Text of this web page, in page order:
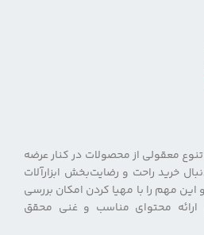
معقولی از محصولات در کنار عرضه
خرید راحت و رضایت‌بخش ابزارآلات
مهم را با مهیا کردن امکان بررسی
و ارائه محتوای مناسب و غنی محقق